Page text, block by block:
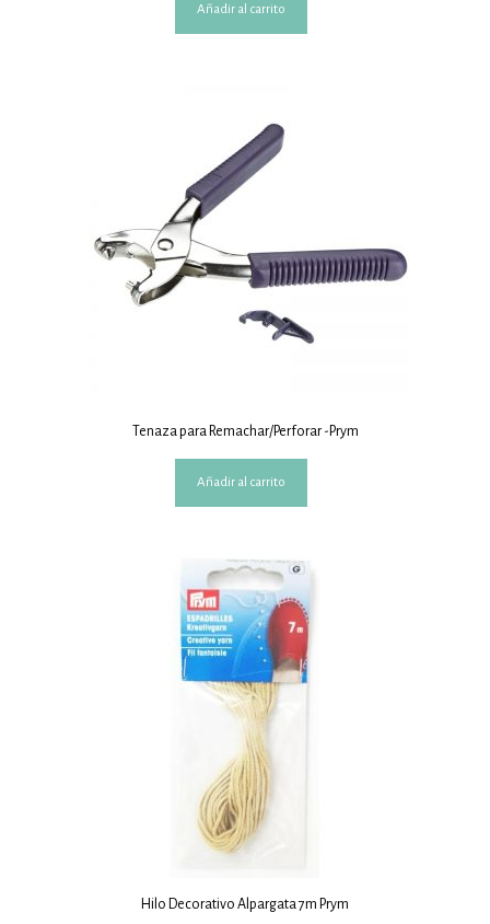
Añadir al carrito
Tenaza para Remachar/Perforar -Prym
Añadir al carrito
Hilo Decorativo Alpargata 7m Prym